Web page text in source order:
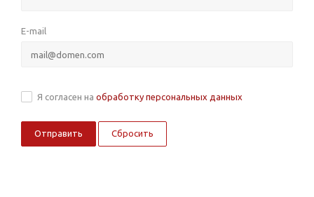
E-mail
Я согласен на обработку персональных данных
Сбросить